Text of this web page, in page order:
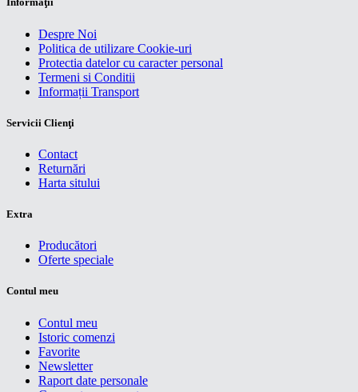
Despre Noi
Politica de utilizare Cookie-uri
Protectia datelor cu caracter personal
Termeni si Conditii
Informații Transport
Servicii Clienţi
Contact
Returnări
Harta sitului
Extra
Producători
Oferte speciale
Contul meu
Contul meu
Istoric comenzi
Favorite
Newsletter
Raport date personale